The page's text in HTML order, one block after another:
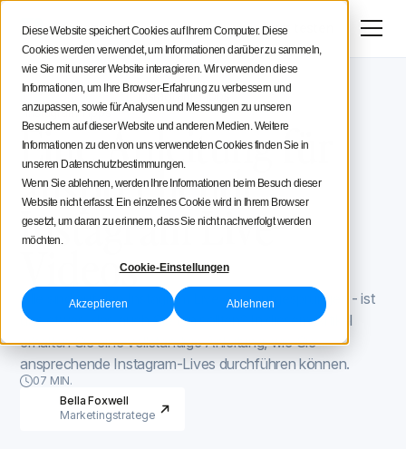
Diese Website speichert Cookies auf Ihrem Computer. Diese
Cookies werden verwendet, um Informationen darüber zu sammeln,
wie Sie mit unserer Website interagieren. Wir verwenden diese
Informationen, um Ihre Browser-Erfahrung zu verbessern und
anzupassen, sowie für Analysen und Messungen zu unseren
Besuchern auf dieser Website und anderen Medien. Weitere
Informationen zu den von uns verwendeten Cookies finden Sie in
unseren Datenschutzbestimmungen.
Wenn Sie ablehnen, werden Ihre Informationen beim Besuch dieser
Website nicht erfasst. Ein einzelnes Cookie wird in Ihrem Browser
gesetzt, um daran zu erinnern, dass Sie nicht nachverfolgt werden
möchten.
Cookie-Einstellungen
Akzeptieren Ablehnen
Jetzt testen
Menü
Social Media Strategie
Tipps für Creatoren
Iconosquare -Blog Instagram Tipps
Instagram Tipps July 30, 2020
Eine Anleitung für
ansprechende
Instagram Live-
Videos
Alle sind auf den Instagram Live-Zug aufgesprungen - ist
das etwas, das auch Sie tun sollten? In diesem Artikel
erhalten Sie eine vollständige Anleitung, wie Sie
ansprechende Instagram-Lives durchführen können.
07 MIN.
Bella Foxwell
Marketingstratege